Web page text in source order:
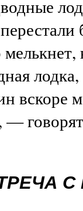
вскоре
—